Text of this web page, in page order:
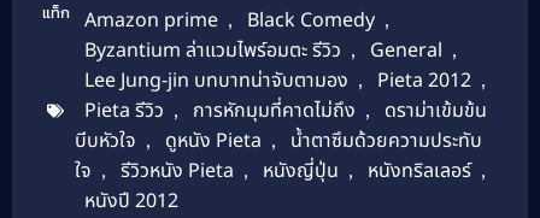
แท็ก Amazon prime , Black Comedy ,
Byzantium ล่าแวมไพร์อมตะ รีวิว , General ,
Lee Jung-jin บทบาทน่าจับตามอง , Pieta 2012 ,
Pieta รีวิว , การหักมุมที่คาดไม่ถึง ,
ดราม่าเข้มข้น
บีบหัวใจ , ดูหนัง Pieta ,
น้ำตาซึมด้วยความประทับ
ใจ , รีวิวหนัง Pieta , หนังญี่ปุ่น , หนังทริลเลอร์ ,
หนังปี 2012